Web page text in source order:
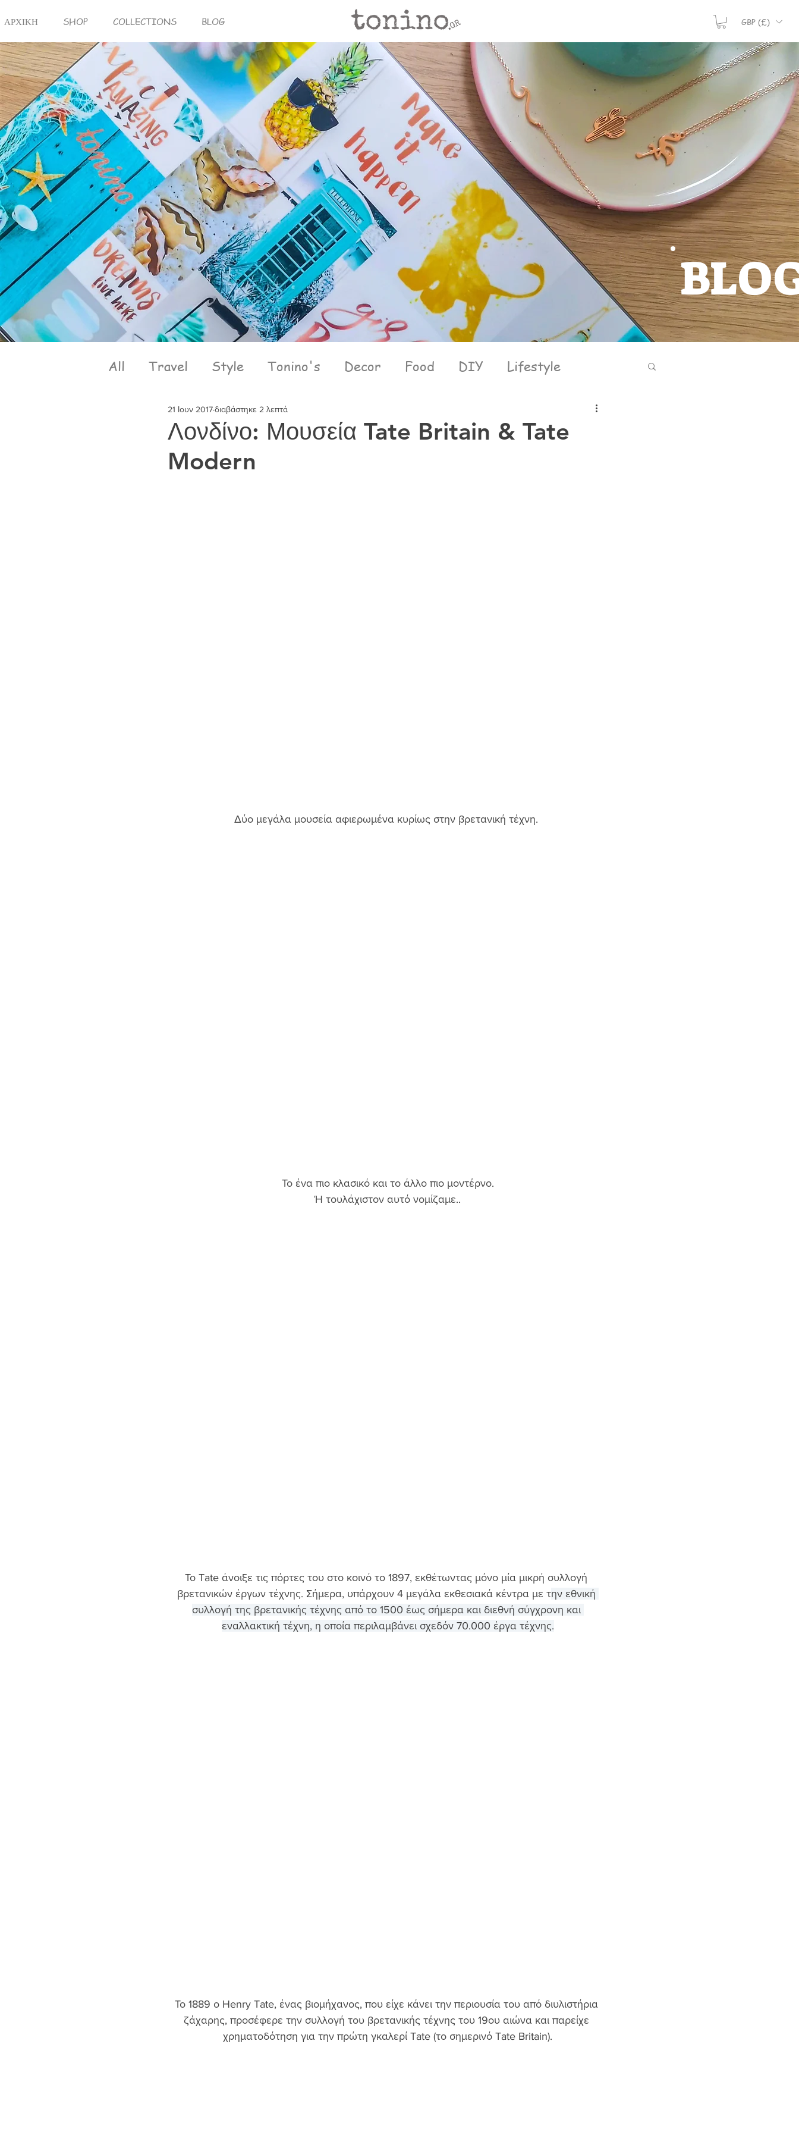
ΑΡΧΙΚΗ SHOP COLLECTIONS BLOG GBP (£)
BLOG
All Travel Style Tonino's Decor Food DIY Lifestyle
Λονδίνο: Μουσεία Tate Britain & Tate
Modern
21 Ιουν 2017διαβάστηκε 2 λεπτά
Δύο μεγάλα μουσεία αφιερωμένα κυρίως στην βρετανική τέχνη.
Το ένα πιο κλασικό και το άλλο πιο μοντέρνο.
Ή τουλάχιστον αυτό νομίζαμε..
Το Tate άνοιξε τις πόρτες του στο κοινό το 1897, εκθέτωντας μόνο μία μικρή συλλογή
βρετανικών έργων τέχνης. Σήμερα, υπάρχουν 4 μεγάλα εκθεσιακά κέντρα με την εθνική
συλλογή της βρετανικής τέχνης από το 1500 έως σήμερα και διεθνή σύγχρονη και
εναλλακτική τέχνη, η οποία περιλαμβάνει σχεδόν 70.000 έργα τέχνης.
Το 1889 ο Henry Tate, ένας βιομήχανος, που είχε κάνει την περιουσία του από διυλιστήρια
ζάχαρης, προσέφερε την συλλογή του βρετανικής τέχνης του 19ου αιώνα και παρείχε
χρηματοδότηση για την πρώτη γκαλερί Tate (το σημερινό Tate Britain).